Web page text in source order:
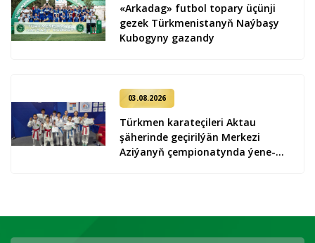
«Arkadag» futbol topary üçünji
gezek Türkmenistanyň Naýbaşy
Kubogyny gazandy
03.08.2026
Türkmen karateçileri Aktau
şäherinde geçirilýän Merkezi
Aziýanyň çempionatynda ýene-de